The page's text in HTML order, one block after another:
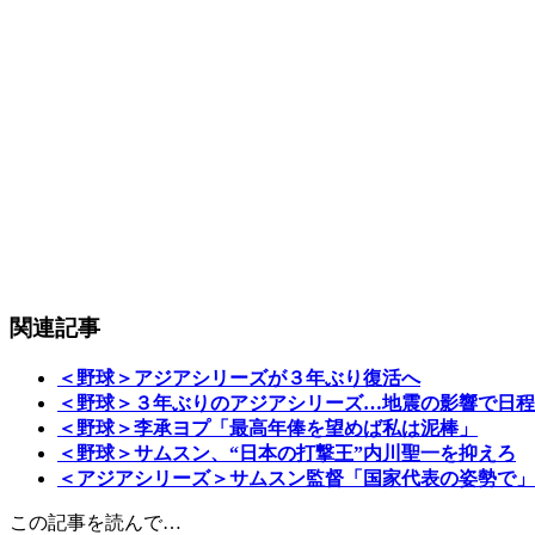
関連記事
＜野球＞アジアシリーズが３年ぶり復活へ
＜野球＞３年ぶりのアジアシリーズ…地震の影響で日
＜野球＞李承ヨプ「最高年俸を望めば私は泥棒」
＜野球＞サムスン、“日本の打撃王”内川聖一を抑えろ
＜アジアシリーズ＞サムスン監督「国家代表の姿勢で」
この記事を読んで…